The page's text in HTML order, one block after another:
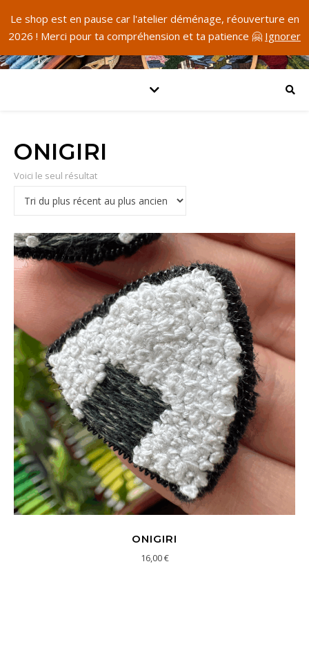
Le shop est en pause car l'atelier déménage, réouverture en
2026 ! Merci pour ta compréhension et ta patience 🤗 Ignorer
ONIGIRI
Voici le seul résultat
ONIGIRI
16,00€